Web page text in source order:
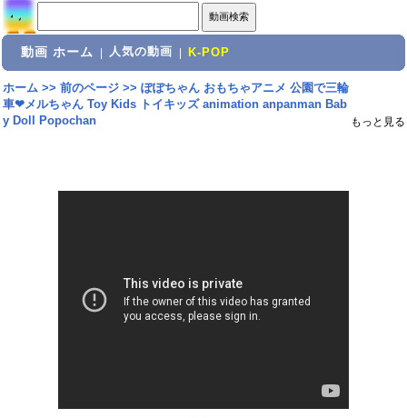
動画 ホーム 人気の動画 K-POP
ホーム>> 前のページ>> ぽぽちゃん おもちゃアニメ 公園で三輪
車❤メルちゃん Toy Kids トイキッズ animation anpanman Bab
y Doll Popochan
もっと見る